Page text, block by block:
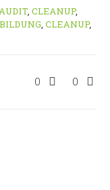
, CLEANUP,
BILDUNG, CLEANUP,
0 0